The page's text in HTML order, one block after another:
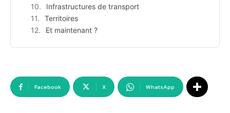
Infrastructures de transport
Territoires
Et maintenant ?
Facebook X WhatsApp